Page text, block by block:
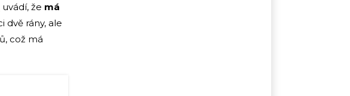
uvádí, že má
dvě rány, ale
což má